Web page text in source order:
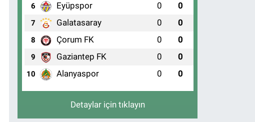
6 Eyüpspor 0 0
7 Galatasaray 0 0
8 Çorum FK 0 0
9 Gaziantep FK 0 0
10 Alanyaspor 0 0
Detaylar için tıklayın